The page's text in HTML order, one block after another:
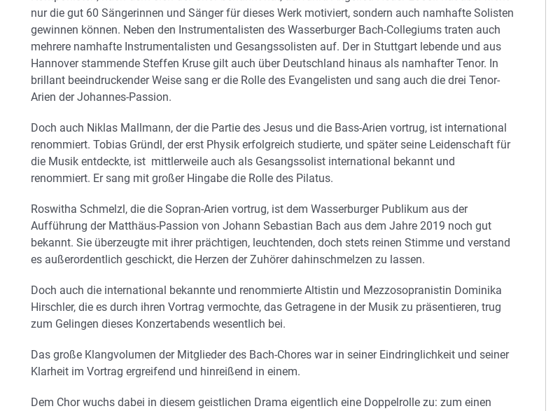
nur die gut 60 Sängerinnen und Sänger für dieses Werk motiviert, sondern auch namhafte Solisten
gewinnen können. Neben den Instrumentalisten des Wasserburger Bach-Collegiums traten auch
mehrere namhafte Instrumentalisten und Gesangssolisten auf. Der in Stuttgart lebende und aus
Hannover stammende Steffen Kruse gilt auch über Deutschland hinaus als namhafter Tenor. In
brillant beeindruckender Weise sang er die Rolle des Evangelisten und sang auch die drei Tenor-
Arien der Johannes-Passion.
Doch auch Niklas Mallmann, der die Partie des Jesus und die Bass-Arien vortrug, ist international
renommiert. Tobias Gründl, der erst Physik erfolgreich studierte, und später seine Leidenschaft für
die Musik entdeckte, ist mittlerweile auch als Gesangssolist international bekannt und
renommiert. Er sang mit großer Hingabe die Rolle des Pilatus.
Roswitha Schmelzl, die die Sopran-Arien vortrug, ist dem Wasserburger Publikum aus der
Aufführung der Matthäus-Passion von Johann Sebastian Bach aus dem Jahre 2019 noch gut
bekannt. Sie überzeugte mit ihrer prächtigen, leuchtenden, doch stets reinen Stimme und verstand
es außerordentlich geschickt, die Herzen der Zuhörer dahinschmelzen zu lassen.
Doch auch die international bekannte und renommierte Altistin und Mezzosopranistin Dominika
Hirschler, die es durch ihren Vortrag vermochte, das Getragene in der Musik zu präsentieren, trug
zum Gelingen dieses Konzertabends wesentlich bei.
Das große Klangvolumen der Mitglieder des Bach-Chores war in seiner Eindringlichkeit und seiner
Klarheit im Vortrag ergreifend und hinreißend in einem.
Dem Chor wuchs dabei in diesem geistlichen Drama eigentlich eine Doppelrolle zu: zum einen